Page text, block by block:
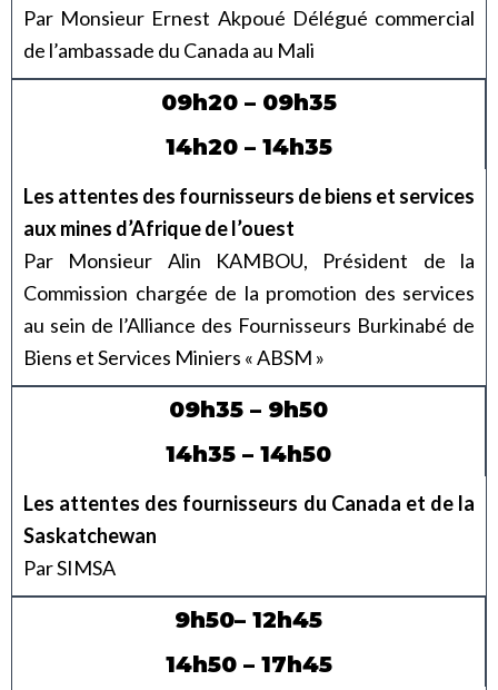
Par Monsieur Ernest Akpoué Délégué commercial
de l’ambassade du Canada au Mali
09h20 – 09h35
14h20 – 14h35
Les attentes des fournisseurs de biens et services
aux mines d’Afrique de l’ouest
Par Monsieur Alin KAMBOU, Président de la
Commission chargée de la promotion des services
au sein de l’Alliance des Fournisseurs Burkinabé de
Biens et Services Miniers « ABSM »
09h35 – 9h50
14h35 – 14h50
Les attentes des fournisseurs du Canada et de la
Saskatchewan
Par SIMSA
9h50– 12h45
14h50 – 17h45